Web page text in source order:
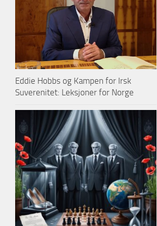
Eddie Hobbs og Kampen for Irsk
Suverenitet: Leksjoner for Norge